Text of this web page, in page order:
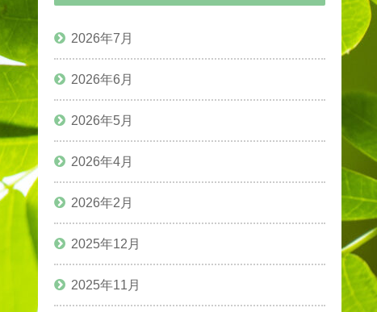
2026年7月
2026年6月
2026年5月
2026年4月
2026年2月
2025年12月
2025年11月